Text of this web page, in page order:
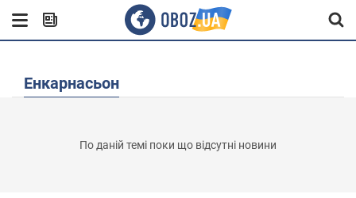
Енкарнасьон
По даній темі поки що відсутні новини